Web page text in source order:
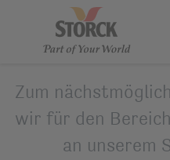
Zum
wir für den
an unserem